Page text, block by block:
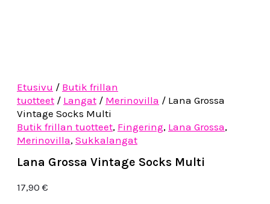
Etusivu / Butik frillan
tuotteet / Langat / Merinovilla / Lana Grossa
Vintage Socks Multi
Butik frillan tuotteet, Fingering, Lana Grossa,
Merinovilla, Sukkalangat
Lana Grossa Vintage Socks Multi
17,90 €